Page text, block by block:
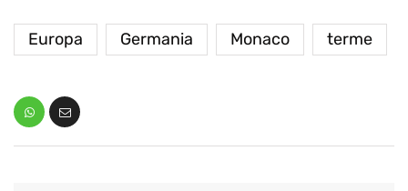
Europa Germania Monaco terme